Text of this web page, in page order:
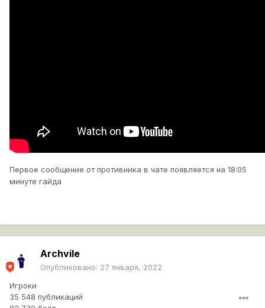
Первое сообщение от противника в чате появляется на 18:05
минуте гайда
Archvile
Опубликовано: 27 января, 2022
Игроки
35 548 публикаций